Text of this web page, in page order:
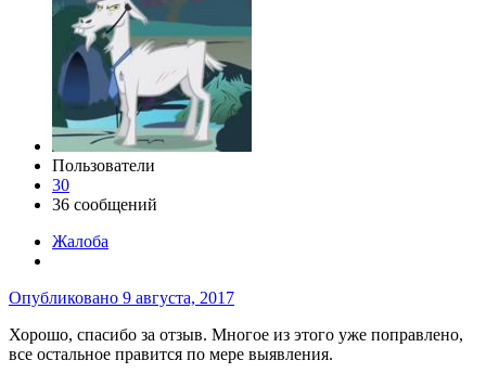
Пользователи
30
36 сообщений
Жалоба
Опубликовано 9 августа, 2017
Хорошо, спасибо за отзыв. Многое из этого уже поправлено,
все остальное правится по мере выявления.